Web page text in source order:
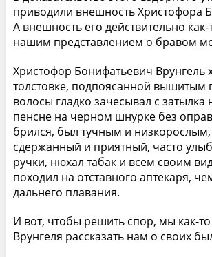
приводили внешность Христофора
А внешность его действительно как-
нашим представлением о бравом
Христофор Бонифатьевич Врунгель
толстовке, подпоясанной вышитым
волосы гладко зачесывал с затылка
пенсне на черном шнурке без
брился, был тучным и
сдержанный и приятный, часто
ручки, нюхал табак и всем своим
походил на отставного аптекаря,
дальнего плавания.
И вот, чтобы решить спор, мы как-
Врунгеля рассказать нам о своих